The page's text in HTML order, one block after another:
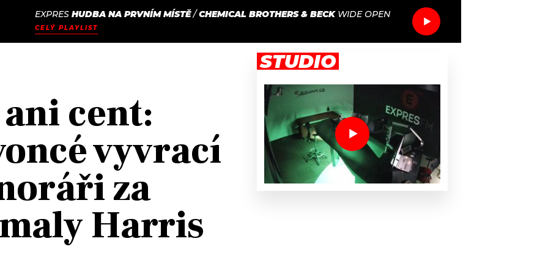
JAK
NALADIT
EXPRES HUDBA NA PRVNÍM MÍSTĚ/CHEMICAL BROTHERS & BECK WIDE OPEN
CELÝ PLAYLIST
cent:
vyvrací
za
Harris
STUDIO